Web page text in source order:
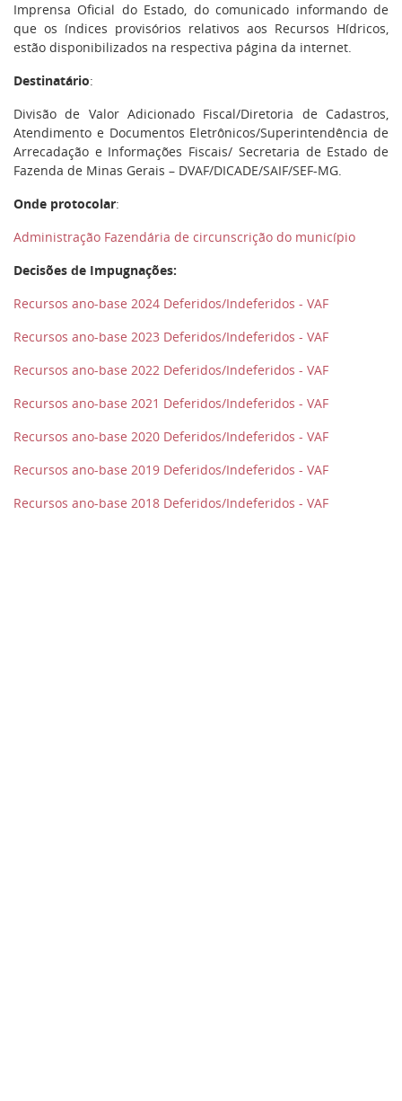
Imprensa Oficial do Estado, do comunicado informando de
que os índices provisórios relativos aos Recursos Hídricos,
estão disponibilizados na respectiva página da internet.
Destinatário:
Divisão de Valor Adicionado Fiscal/Diretoria de Cadastros,
Atendimento e Documentos Eletrônicos/Superintendência de
Arrecadação e Informações Fiscais/ Secretaria de Estado de
Fazenda de Minas Gerais – DVAF/DICADE/SAIF/SEF-MG.
Onde protocolar:
Administração Fazendária de circunscrição do município
Decisões de Impugnações:
Recursos ano-base 2024 Deferidos/Indeferidos - VAF
Recursos ano-base 2023 Deferidos/Indeferidos - VAF
Recursos ano-base 2022 Deferidos/Indeferidos - VAF
Recursos ano-base 2021 Deferidos/Indeferidos - VAF
Recursos ano-base 2020 Deferidos/Indeferidos - VAF
Recursos ano-base 2019 Deferidos/Indeferidos - VAF
Recursos ano-base 2018 Deferidos/Indeferidos - VAF